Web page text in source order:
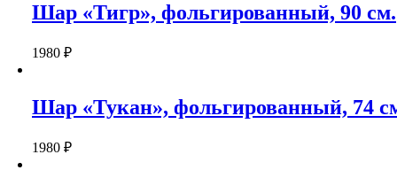
Шар «Тигр», фольгированный, 90 см.
1980 ₽
Шар «Тукан», фольгированный, 74
1980 ₽